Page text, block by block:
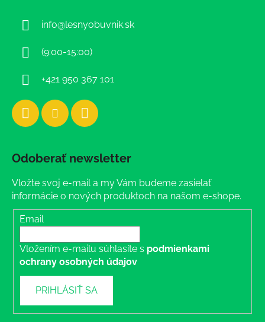
info@lesnyobuvnik.sk
(9:00-15:00)
+421 950 367 101
Odoberať newsletter
Vložte svoj e-mail a my Vám budeme zasielať
informácie o nových produktoch na našom e-shope.
Email
Vložením e-mailu súhlasíte s podmienkami
ochrany osobných údajov
PRIHLÁSIŤ SA